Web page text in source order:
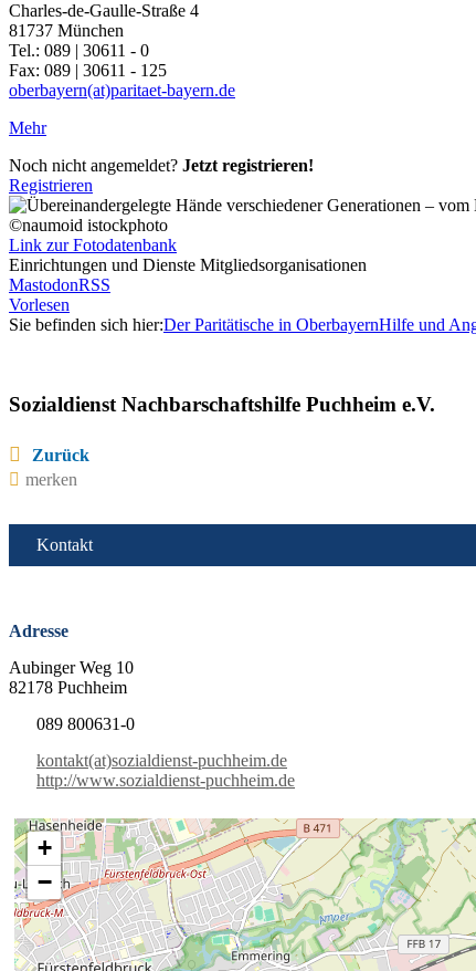
Charles-de-Gaulle-Straße 4
81737 München
Tel.: 089 | 30611 - 0
Fax: 089 | 30611 - 125
oberbayern(at)paritaet-bayern.de
Mehr
Noch nicht angemeldet? Jetzt registrieren!
Registrieren
©naumoid istockphoto
Link zur Fotodatenbank
Einrichtungen und Dienste Mitgliedsorganisationen
MastodonRSS
Vorlesen
Sie befinden sich hier:Der Paritätische in OberbayernHilfe und
Sozialdienst Nachbarschaftshilfe Puchheim e.V.
Zurück
merken
Kontakt
Adresse
Aubinger Weg 10
82178 Puchheim
089 800631-0
kontakt(at)sozialdienst-puchheim.de
http://www.sozialdienst-puchheim.de
+
−